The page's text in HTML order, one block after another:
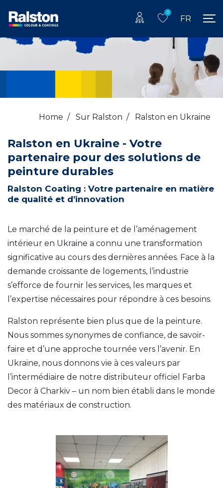
0
FR
Home / Sur Ralston / Ralston en Ukraine
Ralston en Ukraine - Votre
partenaire pour des solutions de
peinture durables
Ralston Coating : Votre partenaire en matière
de qualité et d’innovation
Le marché de la peinture et de l’aménagement
intérieur en Ukraine a connu une transformation
significative au cours des dernières années. Face à la
demande croissante de logements, l’industrie
s’efforce de fournir les services, les marques et
l’expertise nécessaires pour répondre à ces besoins.
Ralston représente bien plus que de la peinture.
Nous sommes synonymes de confiance, de savoir-
faire et d’une approche tournée vers l’avenir. En
Ukraine, nous donnons vie à ces valeurs par
l’intermédiaire de notre distributeur officiel Farba
Decor à Charkiv – un nom bien établi dans le monde
des matériaux de construction.